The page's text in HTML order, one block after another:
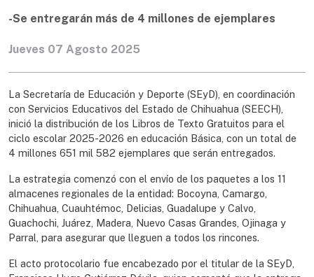
-Se entregarán más de 4 millones de ejemplares
Jueves 07 Agosto 2025
La Secretaría de Educación y Deporte (SEyD), en coordinación
con Servicios Educativos del Estado de Chihuahua (SEECH),
inició la distribución de los Libros de Texto Gratuitos para el
ciclo escolar 2025-2026 en educación Básica, con un total de
4 millones 651 mil 582 ejemplares que serán entregados.
La estrategia comenzó con el envío de los paquetes a los 11
almacenes regionales de la entidad: Bocoyna, Camargo,
Chihuahua, Cuauhtémoc, Delicias, Guadalupe y Calvo,
Guachochi, Juárez, Madera, Nuevo Casas Grandes, Ojinaga y
Parral, para asegurar que lleguen a todos los rincones.
El acto protocolario fue encabezado por el titular de la SEyD,